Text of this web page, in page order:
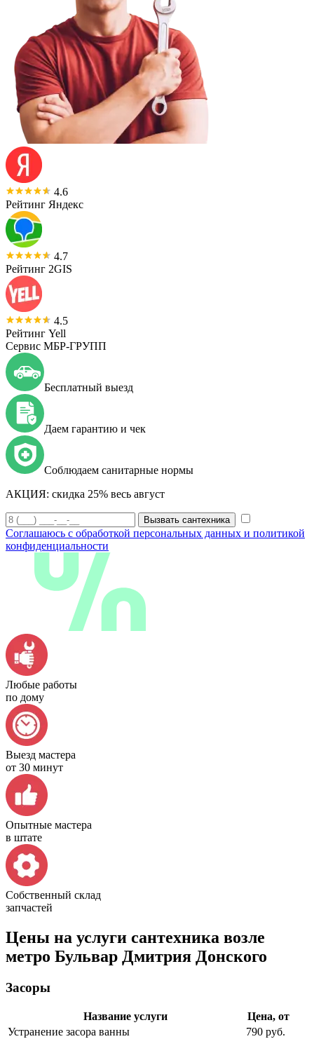
4.6
Рейтинг Яндекс
4.7
Рейтинг 2GIS
4.5
Рейтинг Yell
Сервис МБР-ГРУПП
Бесплатный выезд
Даем гарантию и чек
Соблюдаем санитарные нормы
АКЦИЯ: скидка 25% весь август
Вызвать сантехника
Соглашаюсь с обработкой персональных данных и политикой
конфиденциальности
Любые работы
по дому
Выезд мастера
от 30 минут
Опытные мастера
в штате
Собственный склад
запчастей
Цены на услуги сантехника возле
метро Бульвар Дмитрия Донского
Засоры
Название услуги
Цена, от
Устранение засора ванны
790 руб.